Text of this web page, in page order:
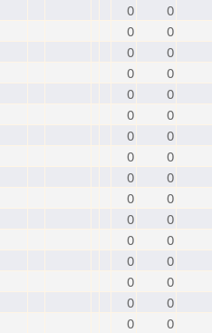
0
0
0
0
0
0
0
0
0
0
0
0
0
0
0
0
0
0
0
0
0
0
0
0
0
0
0
0
0
0
0 0